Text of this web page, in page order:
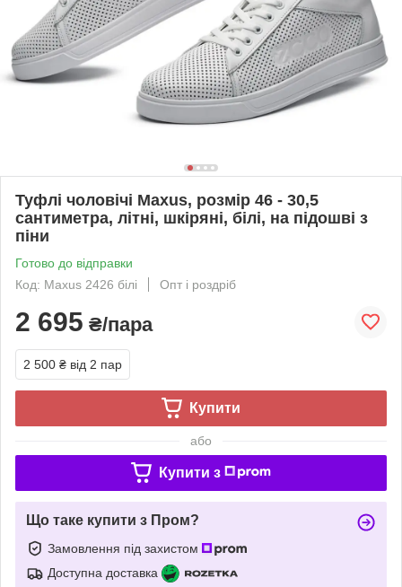
Туфлі чоловічі Maxus, розмір 46 - 30,5
сантиметра, літні, шкіряні, білі, на підошві з
піни
Готово до відправки
Код: Maxus 2426 білі
Опт і роздріб
2 695 ₴/пара
2 500 ₴ від 2 пар
Купити
або
Купити з
Що таке купити з Пром?
Замовлення під захистом
Доступна доставка